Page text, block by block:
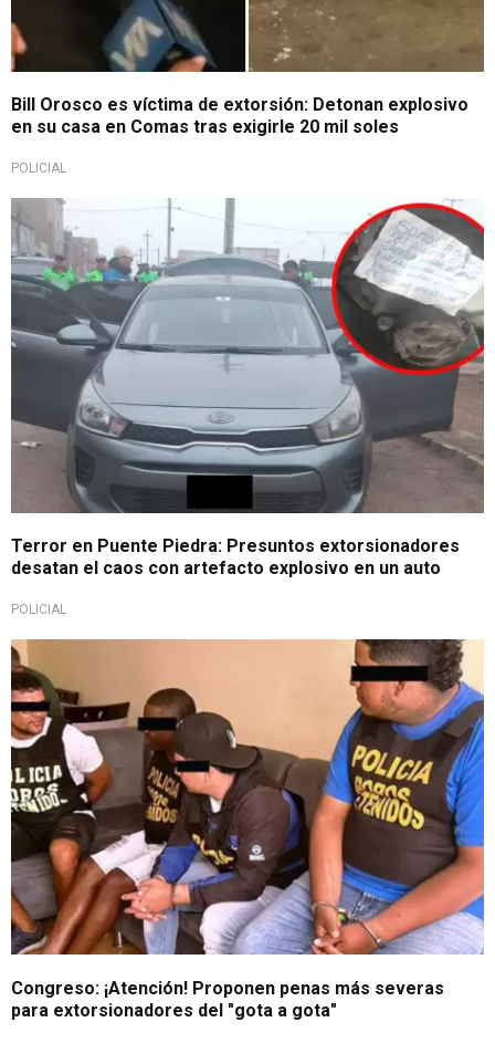
Bill Orosco es víctima de extorsión: Detonan explosivo
en su casa en Comas tras exigirle 20 mil soles
POLICIAL
Terror en Puente Piedra: Presuntos extorsionadores
desatan el caos con artefacto explosivo en un auto
POLICIAL
Congreso: ¡Atención! Proponen penas más severas
para extorsionadores del "gota a gota"